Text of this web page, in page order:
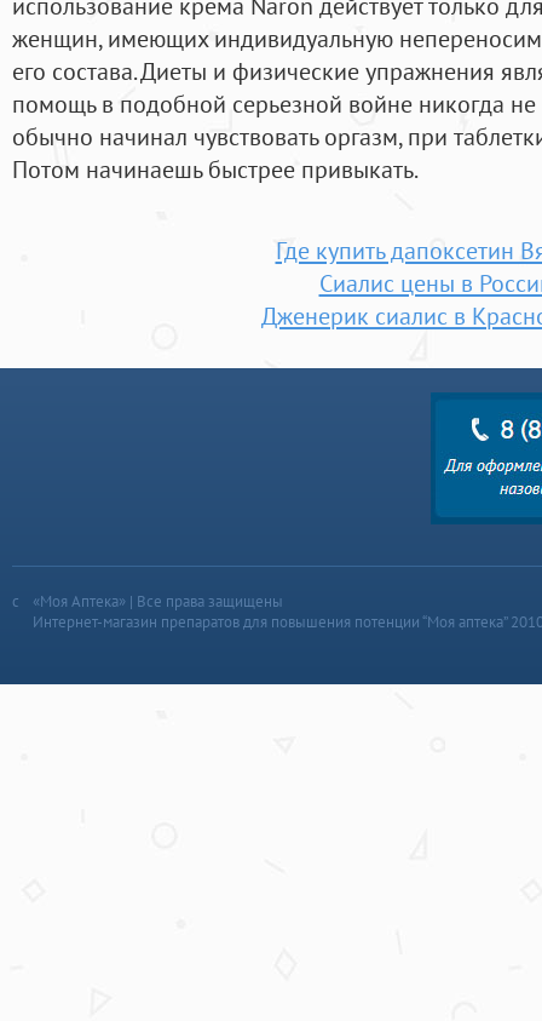
женщин, имеющих индивидуальную
его состава. Диеты и физические упражнения
помощь в подобной серьезной войне никогда
обычно начинал чувствовать оргазм, при
Потом начинаешь быстрее привыкать.
Где купить дапоксетин
Сиалис цены в
Дженерик сиалис в
«Моя Аптека» | Все права защищены
Интернет-магазин препаратов для повышения потенции “Моя аптека”